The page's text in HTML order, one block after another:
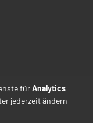
fürAnalytics
jederzeit ändern